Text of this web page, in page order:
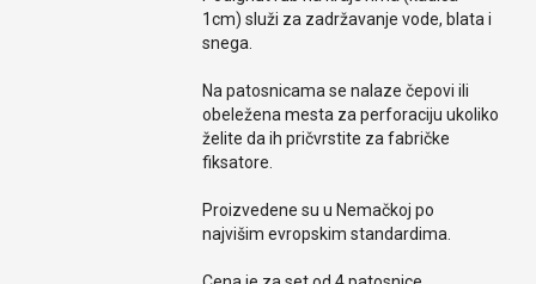
1cm) služi za zadržavanje vode, blata i
snega.
Na patosnicama se nalaze čepovi ili
obeležena mesta za perforaciju ukoliko
želite da ih pričvrstite za fabričke
fiksatore.
Proizvedene su u Nemačkoj po
najvišim evropskim standardima.